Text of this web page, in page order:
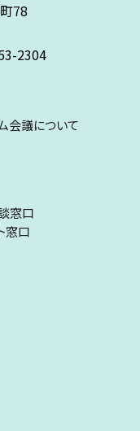
78
2304
会議について
窓口
窓口